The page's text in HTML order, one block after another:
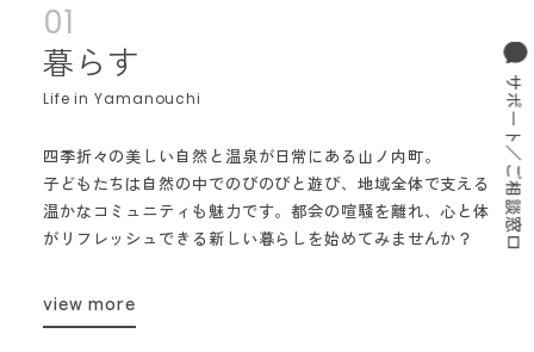
01
暮らす
四季折々の美しい自然と温泉が日常にある山ノ内町。
子どもたちは自然の中でのびのびと遊び、地域全体で支える
温かなコミュニティも魅力です。都会の喧騒を離れ、心と体
がリフレッシュできる新しい暮らしを始めてみませんか？
view more
サポート／ご相談窓口